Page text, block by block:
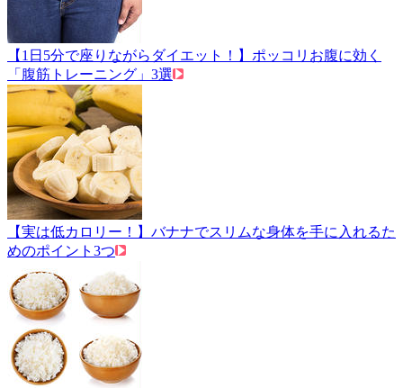
【1日5分で座りながらダイエット！】ポッコリお腹に効く
「腹筋トレーニング」3選
【実は低カロリー！】バナナでスリムな身体を手に入れるた
めのポイント3つ